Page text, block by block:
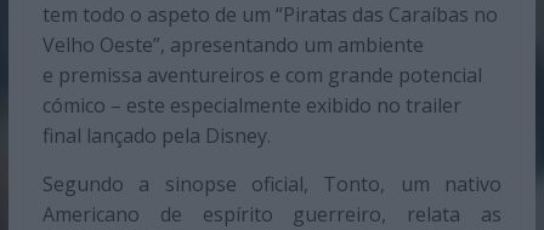
tem todo o aspeto de um “Piratas das Caraíbas no
Velho Oeste”, apresentando um ambiente
e premissa aventureiros e com grande potencial
cómico – este especialmente exibido no trailer
final lançado pela Disney.
Segundo a sinopse oficial, Tonto, um nativo
Americano de espírito guerreiro, relata as